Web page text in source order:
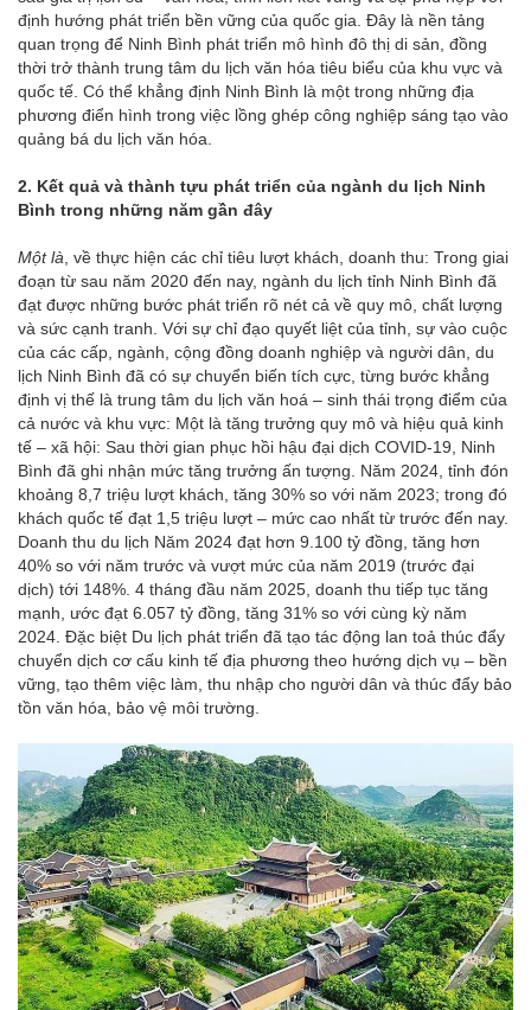
định hướng phát triển bền vững của quốc gia. Đây là nền tảng
quan trọng để Ninh Bình phát triển mô hình đô thị di sản, đồng
thời trở thành trung tâm du lịch văn hóa tiêu biểu của khu vực và
quốc tế. Có thể khẳng định Ninh Bình là một trong những địa
phương điển hình trong việc lồng ghép công nghiệp sáng tạo vào
quảng bá du lịch văn hóa.
2. Kết quả và thành tựu phát triển của ngành du lịch Ninh
Bình trong những năm gần đây
Một là , về thực hiện các chỉ tiêu lượt khách, doanh thu: Trong giai
đoạn từ sau năm 2020 đến nay, ngành du lịch tỉnh Ninh Bình đã
đạt được những bước phát triển rõ nét cả về quy mô, chất lượng
và sức cạnh tranh. Với sự chỉ đạo quyết liệt của tỉnh, sự vào cuộc
của các cấp, ngành, cộng đồng doanh nghiệp và người dân, du
lịch Ninh Bình đã có sự chuyển biến tích cực, từng bước khẳng
định vị thế là trung tâm du lịch văn hoá – sinh thái trọng điểm của
cả nước và khu vực: Một là tăng trưởng quy mô và hiệu quả kinh
tế – xã hội: Sau thời gian phục hồi hậu đại dịch COVID-19, Ninh
Bình đã ghi nhận mức tăng trưởng ấn tượng. Năm 2024, tỉnh đón
khoảng 8,7 triệu lượt khách, tăng 30% so với năm 2023; trong đó
khách quốc tế đạt 1,5 triệu lượt – mức cao nhất từ trước đến nay.
Doanh thu du lịch Năm 2024 đạt hơn 9.100 tỷ đồng, tăng hơn
40% so với năm trước và vượt mức của năm 2019 (trước đại
dịch) tới 148%. 4 tháng đầu năm 2025, doanh thu tiếp tục tăng
mạnh, ước đạt 6.057 tỷ đồng, tăng 31% so với cùng kỳ năm
2024. Đặc biệt Du lịch phát triển đã tạo tác động lan toả thúc đẩy
chuyển dịch cơ cấu kinh tế địa phương theo hướng dịch vụ – bền
vững, tạo thêm việc làm, thu nhập cho người dân và thúc đẩy bảo
tồn văn hóa, bảo vệ môi trường.